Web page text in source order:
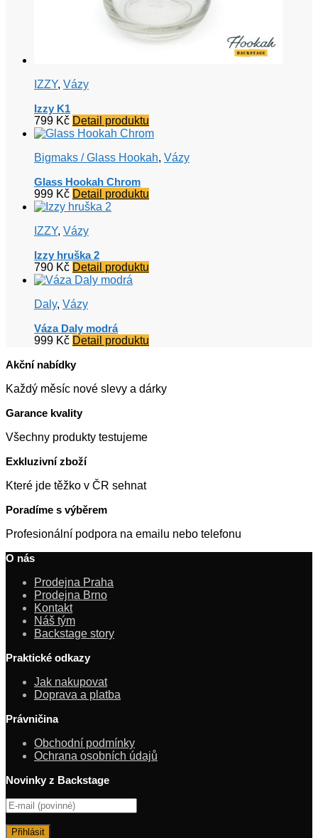
IZZY, Vázy
Izzy K1
799 Kč Detail produktu
Bigmaks / Glass Hookah, Vázy
Glass Hookah Chrom
999 Kč Detail produktu
IZZY, Vázy
Izzy hruška 2
790 Kč Detail produktu
Daly, Vázy
Váza Daly modrá
999 Kč Detail produktu
Akční nabídky
Každý měsíc nové slevy a dárky
Garance kvality
Všechny produkty testujeme
Exkluzivní zboží
Které jde těžko v ČR sehnat
Poradíme s výběrem
Profesionální podpora na emailu nebo telefonu
O nás
Prodejna Praha
Prodejna Brno
Kontakt
Náš tým
Backstage story
Praktické odkazy
Jak nakupovat
Doprava a platba
Právničina
Obchodní podmínky
Ochrana osobních údajů
Novinky z Backstage